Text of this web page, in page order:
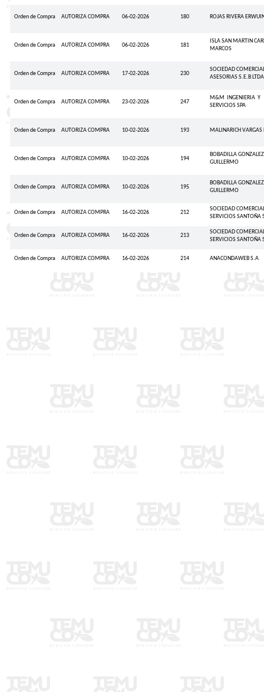
Orden de Compra AUTORIZA COMPRA 06-02-2026 180 ROJAS RIVERA
Orden de Compra AUTORIZA COMPRA 06-02-2026 181
ISLA SAN MARTIN
MARCOS
Orden de Compra AUTORIZA COMPRA 17-02-2026 230
SOCIEDAD
ASESORIAS S.E.B
Orden de Compra AUTORIZA COMPRA 23-02-2026 247
M&M INGENIERIA Y
SERVICIOS SPA
Orden de Compra AUTORIZA COMPRA 10-02-2026 193 MALINARICH VARGAS
Orden de Compra AUTORIZA COMPRA 10-02-2026 194
BOBADILLA GONZALEZ
GUILLERMO
Orden de Compra AUTORIZA COMPRA 10-02-2026 195
BOBADILLA GONZALEZ
GUILLERMO
Orden de Compra AUTORIZA COMPRA 16-02-2026 212
SOCIEDAD
SERVICIOS SANTOÑA
Orden de Compra AUTORIZA COMPRA 16-02-2026 213
SOCIEDAD
SERVICIOS SANTOÑA
Orden de Compra AUTORIZA COMPRA 16-02-2026 214 ANACONDAWEB S.A